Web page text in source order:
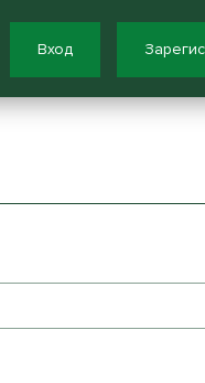
Вход